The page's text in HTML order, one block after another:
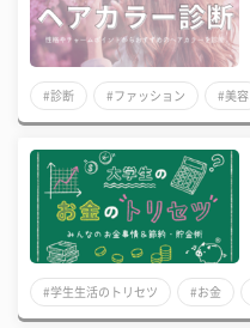
#診断 #ファッション #美容
#学生生活のトリセツ #お金